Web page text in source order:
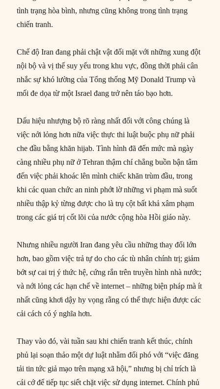
tình trạng hòa bình, nhưng cũng không trong tình trạng
chiến tranh.
Chế độ Iran đang phải chật vật đối mặt với những xung đột
nội bộ và vị thế suy yếu trong khu vực, đồng thời phải cân
nhắc sự khó lường của Tổng thống Mỹ Donald Trump và
mối đe dọa từ một Israel đang trở nên táo bạo hơn.
Dấu hiệu nhượng bộ rõ ràng nhất đối với công chúng là
việc nới lỏng hơn nữa việc thực thi luật buộc phụ nữ phải
che đầu bằng khăn hijab. Tình hình đã đến mức mà ngày
càng nhiều phụ nữ ở Tehran thậm chí chẳng buồn bận tâm
đến việc phải khoác lên mình chiếc khăn trùm đầu, trong
khi các quan chức an ninh phớt lờ những vi phạm mà suốt
nhiều thập kỷ từng được cho là trụ cột bất khả xâm phạm
trong các giá trị cốt lõi của nước cộng hòa Hồi giáo này.
Nhưng nhiều người Iran đang yêu cầu những thay đổi lớn
hơn, bao gồm việc trả tự do cho các tù nhân chính trị; giảm
bớt sự cai trị ý thức hệ, cứng rắn trên truyền hình nhà nước;
và nới lỏng các hạn chế về internet – những biện pháp mà ít
nhất cũng khơi dậy hy vọng rằng có thể thực hiện được các
cải cách có ý nghĩa hơn.
Thay vào đó, vài tuần sau khi chiến tranh kết thúc, chính
phủ lại soạn thảo một dự luật nhằm đối phó với “việc đăng
tải tin tức giả mạo trên mạng xã hội,” nhưng bị chỉ trích là
cái cớ để tiếp tục siết chặt việc sử dụng internet. Chính phủ